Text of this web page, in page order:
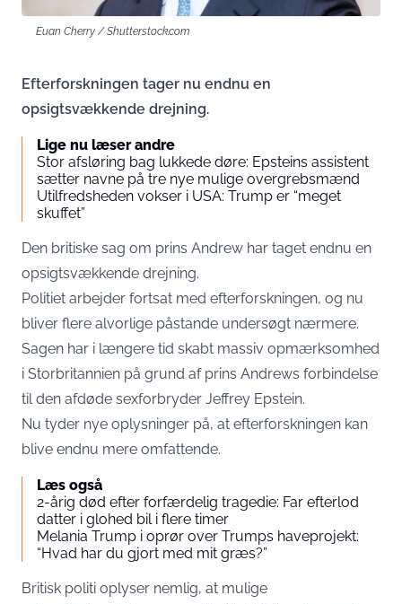
Euan Cherry / Shutterstock.com
Efterforskningen tager nu endnu en
opsigtsvækkende drejning.
Lige nu læser andre
Stor afsløring bag lukkede døre: Epsteins assistent
sætter navne på tre nye mulige overgrebsmænd
Utilfredsheden vokser i USA: Trump er “meget
skuffet”
Den britiske sag om prins Andrew har taget endnu en
opsigtsvækkende drejning.
Politiet arbejder fortsat med efterforskningen, og nu
bliver flere alvorlige påstande undersøgt nærmere.
Sagen har i længere tid skabt massiv opmærksomhed
i Storbritannien på grund af prins Andrews forbindelse
til den afdøde sexforbryder Jeffrey Epstein.
Nu tyder nye oplysninger på, at efterforskningen kan
blive endnu mere omfattende.
Læs også
2-årig død efter forfærdelig tragedie: Far efterlod
datter i glohed bil i flere timer
Melania Trump i oprør over Trumps haveprojekt:
“Hvad har du gjort med mit græs?”
Britisk politi oplyser nemlig, at mulige